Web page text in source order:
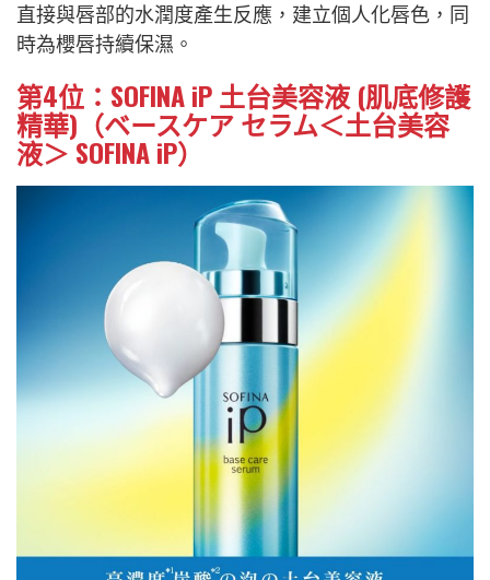
直接與唇部的水潤度產生反應，建立個人化唇色，同
時為櫻唇持續保濕。
第4位：SOFINA iP 土台美容液 (肌底修護
精華)（ベースケア セラム＜土台美容
液＞ SOFINA iP）